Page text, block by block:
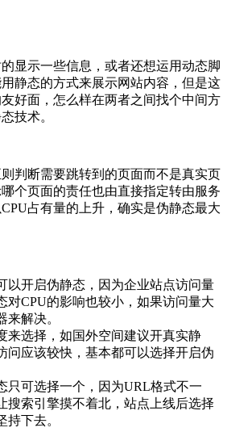
示一些信息，或者还想运用动态脚
静态的方式来展示网站内容，但是这
好面，怎么样在两者之间找个中间方
技术。
断需要跳转到的页面而不是真实页
个页面的责任也由直接指定转由服务
占有量的上升，确实是伪静态最大
以开启伪静态，因为企业站点访问量
对CPU的影响也较小，如果访问量大
来解决。
来选择，如国外空间建议开真实静
问应该较快，基本都可以选择开启伪
只可选择一个，因为URL格式不一
搜索引擎摸不着北，站点上线后选择
持下去。